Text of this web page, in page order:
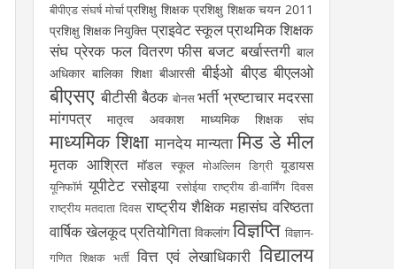
बीपीएड संघर्ष मोर्चा प्रशिक्षु शिक्षक प्रशिक्षु शिक्षक चयन 2011
प्रशिक्षु शिक्षक नियुक्ति प्राइवेट स्कूलप्राथमिक शिक्षक
संघ प्रेरक फल वितरण फीस बजट बर्खास्तगी बाल
अधिकार बालिका शिक्षा बीआरसी बीईओ बीएड बीएलओ
बीएसए बीटीसी बैठक बोनस भर्ती भ्रष्टाचार मदरसा
मांगपत्र
मातृत्व अवकाश माध्यमिक शिक्षक संघ
माध्यमिक शिक्षा मानदेय मान्यता मिड डे मील
मृतक आश्रित मॉडल स्कूल मोअल्लिम डिग्री यूडायस
यूनिफॉर्म यूपीटेट रसोइया रसोईया राष्ट्रीय डी-वार्मिंग दिवस
राष्ट्रीय मतदाता दिवस राष्ट्रीय शैक्षिक महासंघ वरिष्ठता
वार्षिक खेलकूद प्रतियोगिता विकलांग विज्ञप्ति विज्ञान-
गणित शिक्षक भर्ती वित्त एवं लेखाधिकारी विद्यालय